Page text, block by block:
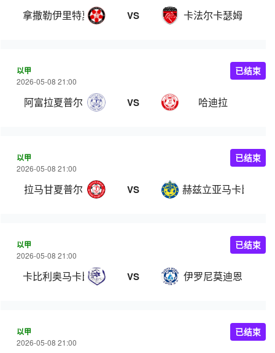
拿撒勒伊里特夏普尔 VS 卡法尔卡瑟姆
以甲
2026-05-08 21:00
阿富拉夏普尔 VS 哈迪拉
已结束
以甲
2026-05-08 21:00
拉马甘夏普尔 VS 赫兹立亚马卡比
已结束
以甲
2026-05-08 21:00
卡比利奥马卡比 VS 伊罗尼莫迪恩
已结束
以甲
2026-05-08 21:00
已结束